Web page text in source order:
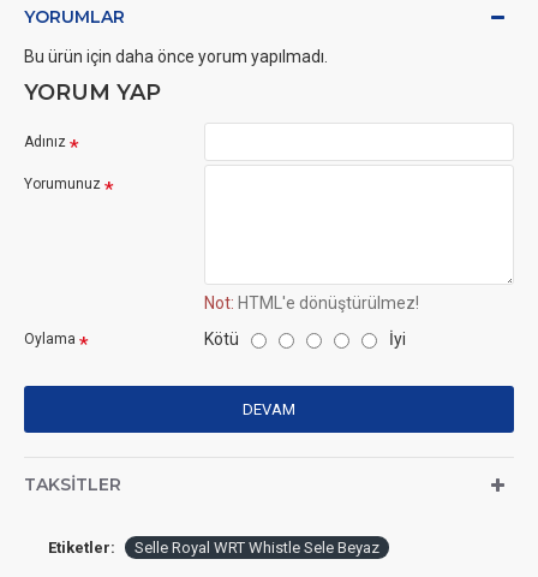
YORUMLAR
Bu ürün için daha önce yorum yapılmadı.
YORUM YAP
Adınız
Yorumunuz
Not: HTML'e dönüştürülmez!
Oylama Kötü İyi
DEVAM
TAKSITLER
Etiketler: Selle Royal WRT Whistle Sele Beyaz